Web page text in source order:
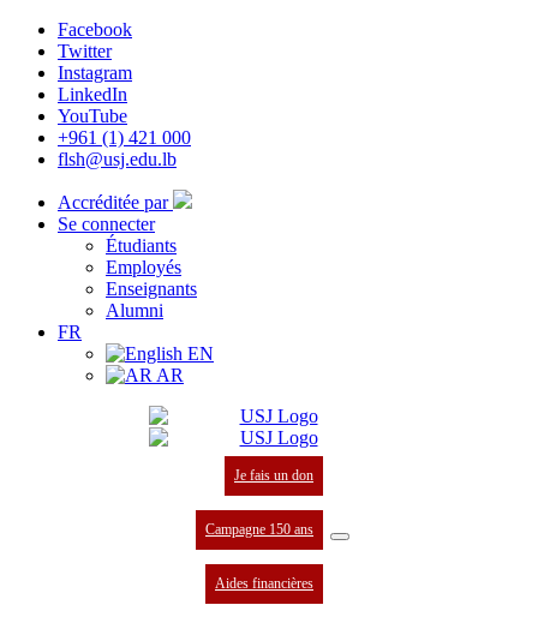
Facebook
Twitter
Instagram
LinkedIn
YouTube
+961 (1) 421 000
flsh@usj.edu.lb
Accréditée par
Se connecter
Étudiants
Employés
Enseignants
Alumni
FR
EN
AR
Je fais un don
Campagne 150 ans
Aides financières